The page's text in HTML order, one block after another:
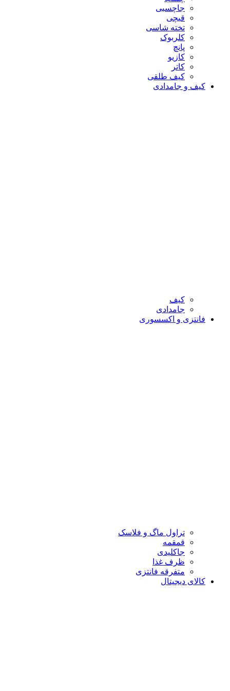
جاچسبی
قیچی
تخته شاسی
کلربوک
پانچ
کازیو
کاتر
کیف طلقی
کیف و جامدادی
کیف
جامدادی
فانتزی و اکسسوری
تراول ماگ و فلاسک
قمقمه
جاکلیدی
ظرف غذا
متفرقه فانتزی
کالای دیجیتال